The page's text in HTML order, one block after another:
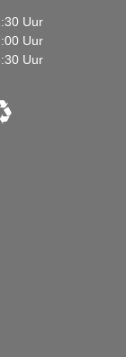
Uur
Uur
Uur